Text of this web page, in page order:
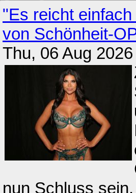
"Es reicht
von Schönheit-
Thu, 06 Aug
nun Schluss sein.